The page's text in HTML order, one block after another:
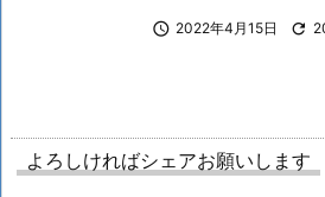
 2022年4月15日 
よろしければシェアお願いします